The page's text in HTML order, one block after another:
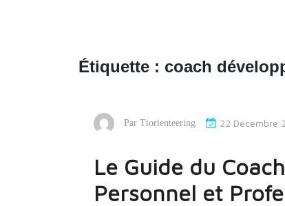
Étiquette : coach
Par Tiorienteering 22 Décembre
Le Guide du
Personnel et